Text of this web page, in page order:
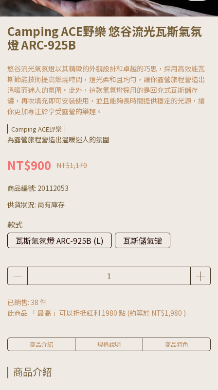
Camping ACE野樂 悠谷流光瓦斯氣氛
燈 ARC-925B
悠谷流光氣氛燈以其精緻的外觀設計和卓越的巧思，採用高效能瓦
斯節能技術提高燃燒時間，燈光柔和且均勻，讓你露營旅程營造出
溫暖而迷人的氛圍。此外，這款氣氛燈採用的是回充式瓦斯儲存
罐，再次填充即可安裝使用，並且能夠長時間提供穩定的光源，讓
你更加專注於享受露營的樂趣。
Camping ACE野樂
為露營旅程營造出溫暖迷人的氛圍
NT$900 NT$1,170
商品編號: 20112053
供貨狀況: 尚有庫存
款式
瓦斯氣氛燈 ARC-925B (L)
瓦斯儲氣罐
已銷售: 38 件
此商品 「 最高 」可以折抵紅利 1980 點 (約等於 NT$1,980 )
商品介紹 規格說明 商品特色
商品介紹